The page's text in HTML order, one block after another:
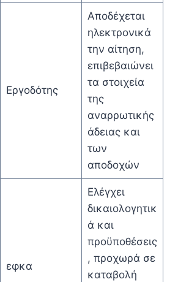
Εργοδότης
Αποδέχεται
ηλεκτρονικά
την αίτηση,
επιβεβαιώνει
τα στοιχεία
της
αναρρωτικής
άδειας και
των
αποδοχών
εφκα
Ελέγχει
δικαιολογητικ
ά και
προϋποθέσεις
, προχωρά σε
καταβολή